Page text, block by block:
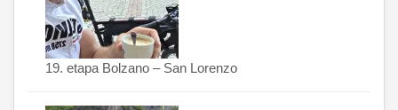
19. etapa Bolzano – San Lorenzo